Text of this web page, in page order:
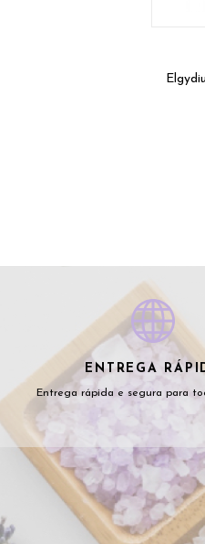
ENTREGA
Entrega rápida e segura para